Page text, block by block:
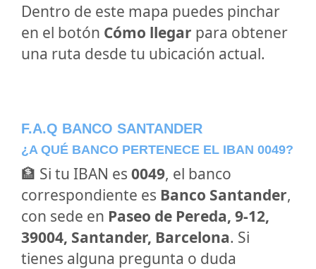
Dentro de este mapa puedes pinchar
en el botón Cómo llegar para obtener
una ruta desde tu ubicación actual.
F.A.Q BANCO SANTANDER
¿A QUÉ BANCO PERTENECE EL IBAN 0049?
🏦 Si tu IBAN es 0049, el banco
correspondiente es Banco Santander,
con sede en Paseo de Pereda, 9-12,
39004, Santander, Barcelona. Si
tienes alguna pregunta o duda